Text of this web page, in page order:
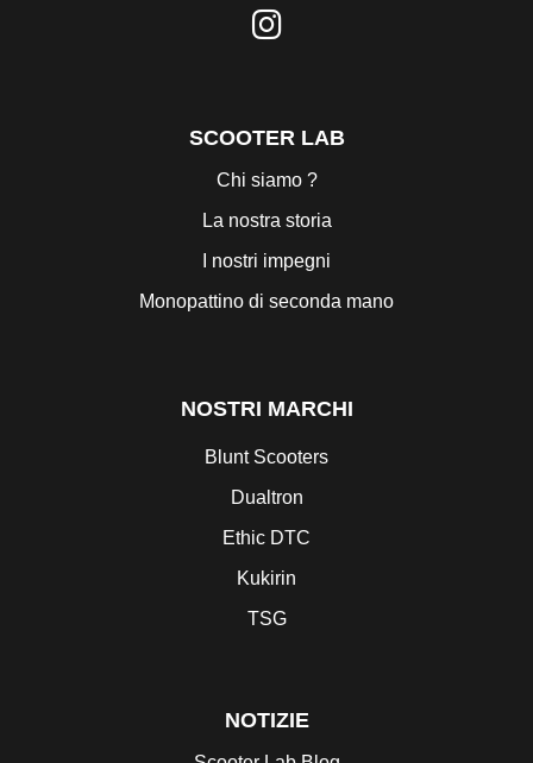
SCOOTER LAB
Chi siamo ?
La nostra storia
I nostri impegni
Monopattino di seconda mano
NOSTRI MARCHI
Blunt Scooters
Dualtron
Ethic DTC
Kukirin
TSG
NOTIZIE